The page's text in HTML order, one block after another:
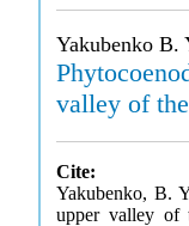
Yakubenko B.
valley of
Cite:
Yakubenko, B.
upper valley of